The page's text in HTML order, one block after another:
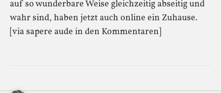
auf so wunderbare Weise gleichzeitig abseitig und
wahr sind, haben jetzt auch online ein Zuhause.
[via sapere aude in den Kommentaren]